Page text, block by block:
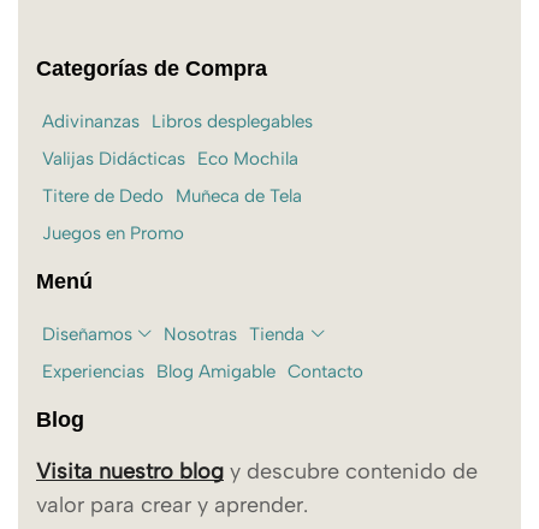
Categorías de Compra
Adivinanzas
Libros desplegables
Valijas Didácticas
Eco Mochila
Titere de Dedo
Muñeca de Tela
Juegos en Promo
Menú
Diseñamos Nosotras Tienda
Experiencias
Blog Amigable Contacto
Blog
Visita nuestro blog y descubre contenido de
valor para crear y aprender.